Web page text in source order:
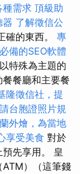
種需求 頂級助
器 了解徵信公
確的東西。 專
必備的SEO軟體
以特殊為主題的
餐廳和主要餐
隆徵信社，提
台胞證照片規
外燴，為當地
享受美食 對於
先享用。 皇
）（這筆錢